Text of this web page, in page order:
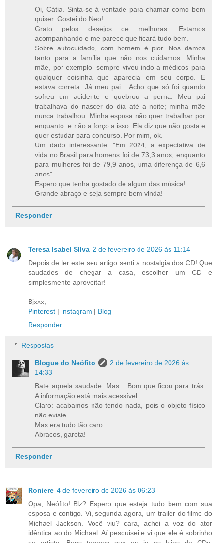
Oi, Cátia. Sinta-se à vontade para chamar como bem
quiser. Gostei do Neo!
Grato pelos desejos de melhoras. Estamos
acompanhando e me parece que ficará tudo bem.
Sobre autocuidado, com homem é pior. Nos damos
tanto para a família que não nos cuidamos. Minha
mãe, por exemplo, sempre viveu indo a médicos para
qualquer coisinha que aparecia em seu corpo. E
estava correta. Já meu pai... Acho que só foi quando
sofreu um acidente e quebrou a perna. Meu pai
trabalhava do nascer do dia até a noite; minha mãe
nunca trabalhou. Minha esposa não quer trabalhar por
enquanto: e não a forço a isso. Ela diz que não gosta e
quer estudar para concurso. Por mim, ok.
Um dado interessante: "Em 2024, a expectativa de
vida no Brasil para homens foi de 73,3 anos, enquanto
para mulheres foi de 79,9 anos, uma diferença de 6,6
anos".
Espero que tenha gostado de algum das música!
Grande abraço e seja sempre bem vinda!
Responder
Teresa Isabel SIlva 2 de fevereiro de 2026 às 11:14
Depois de ler este seu artigo senti a nostalgia dos CD! Que
saudades de chegar a casa, escolher um CD e
simplesmente aproveitar!
Bjxxx,
Pinterest | Instagram | Blog
Responder
Respostas
Blogue do Neófito
2 de fevereiro de 2026 às
14:33
Bate aquela saudade. Mas... Bom que ficou para trás.
A informação está mais acessível.
Claro: acabamos não tendo nada, pois o objeto físico
não existe.
Mas era tudo tão caro.
Abracos, garota!
Responder
Roniere 4 de fevereiro de 2026 às 06:23
Opa, Neófito! Blz? Espero que esteja tudo bem com sua
esposa e contigo. Vi, segunda agora, um trailer do filme do
Michael Jackson. Você viu? cara, achei a voz do ator
idêntica ao do Michael. Aí pesquisei e vi que ele é sobrinho